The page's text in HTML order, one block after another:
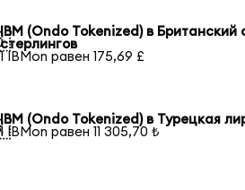
IBM (Ondo Tokenized) в Британский
стерлингов
1 IBMon равен 175,69 £
IBM (Ondo Tokenized) в Турецкая
1 IBMon равен 11 305,70 ₺